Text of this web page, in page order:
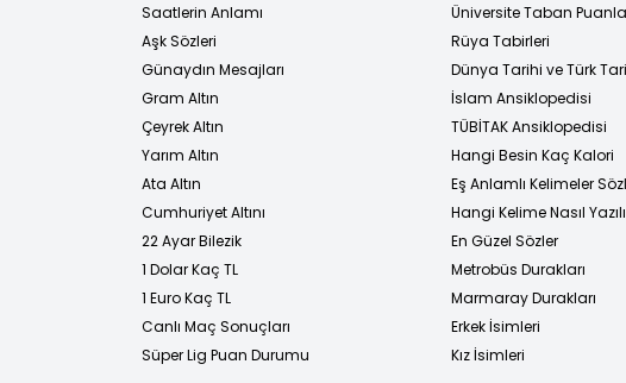
Saatlerin Anlamı
Aşk Sözleri
Günaydın Mesajları
Gram Altın
Çeyrek Altın
Yarım Altın
Ata Altın
Cumhuriyet Altını
22 Ayar Bilezik
1 Dolar Kaç TL
1 Euro Kaç TL
Canlı Maç Sonuçları
Süper Lig Puan Durumu
Üniversite Taban
Rüya Tabirleri
Dünya Tarihi ve Türk
İslam Ansiklopedisi
TÜBİTAK Ansiklopedisi
Hangi Besin Kaç Kalori
Eş Anlamlı Kelimeler
Hangi Kelime Nasıl
En Güzel Sözler
Metrobüs Durakları
Marmaray Durakları
Erkek İsimleri
Kız İsimleri